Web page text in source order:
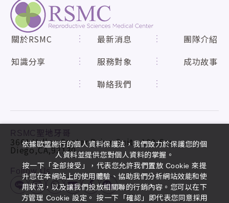
關於RSMC 最新消息
團隊介紹
知識分享
服務對象
成功故事
聯絡我們
RSMC聖地牙哥
3661 Valley Center Drive,Suite 100,San
Diego,CA,92130
Follow Us
依據歐盟施行的個人資料保護法，我們致力於保護您的個
人資料並提供您對個人資料的掌握。
按一下「全部接受」，代表您允許我們置放 Cookie 來提
升您在本網站上的使用體驗、協助我們分析網站效能和使
用狀況，以及讓我們投放相關聯的行銷內容。您可以在下
方管理 Cookie 設定。 按一下「確認」即代表您同意採用